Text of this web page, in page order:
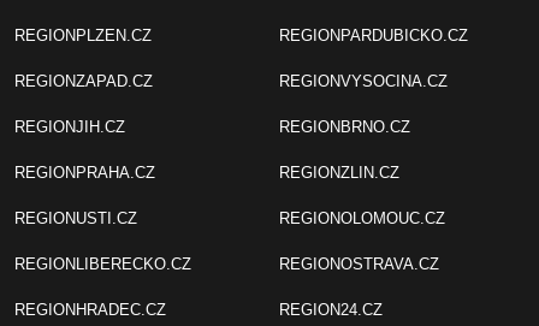
REGIONPLZEN.CZ
REGIONZAPAD.CZ
REGIONJIH.CZ
REGIONPRAHA.CZ
REGIONUSTI.CZ
REGIONLIBERECKO.CZ
REGIONHRADEC.CZ
REGIONPARDUBICKO.CZ
REGIONVYSOCINA.CZ
REGIONBRNO.CZ
REGIONZLIN.CZ
REGIONOLOMOUC.CZ
REGIONOSTRAVA.CZ
REGION24.CZ